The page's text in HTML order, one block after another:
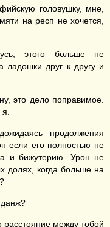
головушку, мне,
на респ не хочется,
этого больше не
ладошки друг к другу и
это дело поправимое.
продолжения
если его полностью не
и бижутерию. Урон не
долях, когда больше на
между тобой